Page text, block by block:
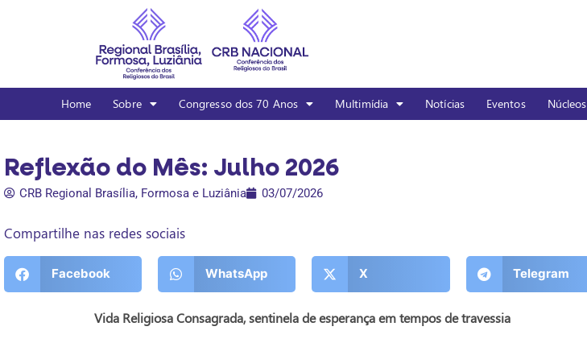
Home Sobre Congresso dos 70 Anos Multimídia Notícias Eventos Núcleos
Reflexão do Mês: Julho 2026
CRB Regional Brasília, Formosa e Luziânia 03/07/2026
Compartilhe nas redes sociais
Facebook WhatsApp X Telegram
Vida Religiosa Consagrada, sentinela de esperança em tempos de travessia